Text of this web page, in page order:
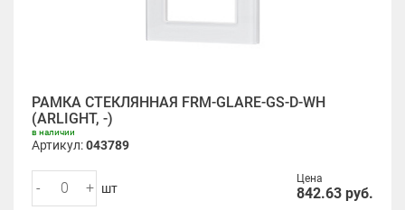
РАМКА СТЕКЛЯННАЯ FRM-GLARE-GS-D-WH
(ARLIGHT, -)
в наличии
Артикул:043789
Цена
842.63 руб.
- + шт